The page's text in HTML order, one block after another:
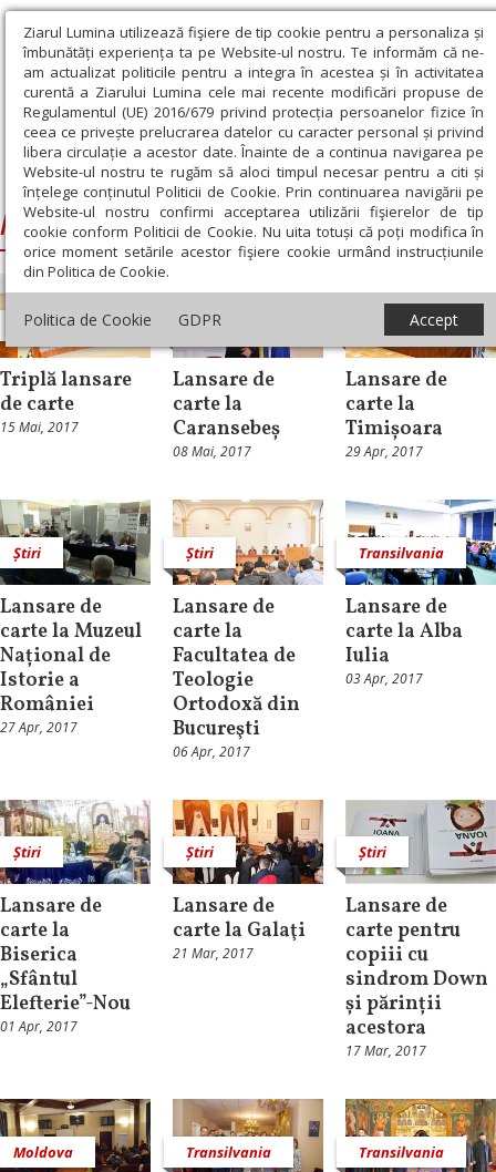
Ziarul Lumina utilizează fişiere de tip cookie pentru a personaliza și
îmbunătăți experiența ta pe Website-ul nostru. Te informăm că ne-
am actualizat politicile pentru a integra în acestea și în activitatea
curentă a Ziarului Lumina cele mai recente modificări propuse de
Regulamentul (UE) 2016/679 privind protecția persoanelor fizice în
ceea ce privește prelucrarea datelor cu caracter personal și privind
libera circulație a acestor date. Înainte de a continua navigarea pe
Website-ul nostru te rugăm să aloci timpul necesar pentru a citi și
înțelege conținutul Politicii de Cookie. Prin continuarea navigării pe
Website-ul nostru confirmi acceptarea utilizării fişierelor de tip
cookie conform Politicii de Cookie. Nu uita totuși că poți modifica în
orice moment setările acestor fişiere cookie urmând instrucțiunile
din Politica de Cookie.
Politica de Cookie GDPR Accept
Ziarul Lumina › lansare de carte
lansare de carte
Banat
Triplă lansare
de carte
15 Mai, 2017
Banat
Lansare de
carte la
Caransebeș
08 Mai, 2017
Lansare de
carte la
Timișoara
29 Apr, 2017
Știri
Lansare de
carte la Muzeul
Național de
Istorie a
României
27 Apr, 2017
Știri
Lansare de
carte la
Facultatea de
Teologie
Ortodoxă din
Bucureşti
06 Apr, 2017
Transilvania
Lansare de
carte la Alba
Iulia
03 Apr, 2017
Știri
Lansare de
carte la
Biserica
„Sfântul
Elefterie”-Nou
01 Apr, 2017
Știri
Lansare de
carte la Galaţi
21 Mar, 2017
Știri
Lansare de
carte pentru
copiii cu
sindrom Down
și părinții
acestora
17 Mar, 2017
Moldova Transilvania Transilvania